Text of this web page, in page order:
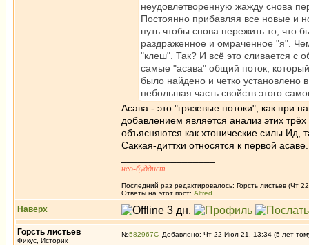
неудовлетворенную жажду снова
Постоянно прибавляя все новые и
путь чтобы снова пережить то, что
раздраженное и омраченное "я".
"клеш". Так? И всё это сливается с
самые "асава" общий поток,
было найдено и четко установлено
небольшая часть свойств этого
Асава - это "грязевые потоки", как при
добавлением является анализ этих
объясняются как хтонические силы Ид,
Саккая-диттхи относятся к первой асаве.
нео-буддист
Последний раз редактировалось: Горсть листьев (Чт
Ответы на этот пост: Alfred
Наверх
Горсть листьев
Фикус, Историк
№582967 Добавлено: Чт 22 Июл 21, 13:34 (5 лет